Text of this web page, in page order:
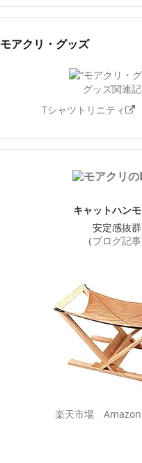
モアクリ・グッズ
グッズ関連
Tシャツトリニティ
キャットハン
安定感抜群
（ブログ記事
楽天市場 Amazon